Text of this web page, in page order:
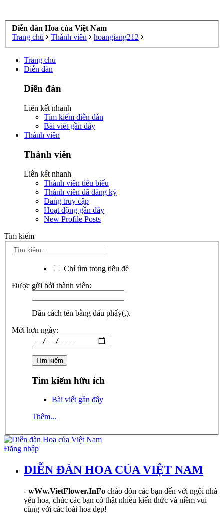
Diễn đàn Hoa của Việt Nam
Trang chủ
Thành viên hoangiang212
Trang chủ
Diễn đàn
Diễn đàn
Liên kết nhanh
Tìm kiếm diễn đàn
Bài viết gần đây
Thành viên
Thành viên
Liên kết nhanh
Thành viên tiêu biểu
Thành viên đã đăng ký
Đang truy cập
Hoạt động gần đây
New Profile Posts
Tìm kiếm
Chỉ tìm trong tiêu đề
Được gửi bởi thành viên:
Dãn cách tên bằng dấu phẩy(,).
Mới hơn ngày:
Tìm kiếm hữu ích
Bài viết gần đây
Thêm...
Đăng nhập
DIỄN ĐÀN HOA CỦA VIỆT NAM
- wWw.VietFlower.InFo chào đón các bạn đến với ngôi nhà
yêu hoa, chúc các bạn có thật nhiều kiến thức và niềm vui
cùng với các loài hoa đẹp!